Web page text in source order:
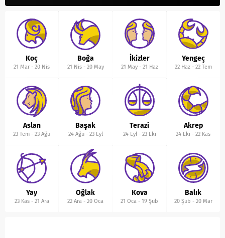
Koç
21 Mar -20 Nis
Boğa
21 Nis- 20 May
İkizler
21 May- 21 Haz
Yengeç
22 Haz- 22 Tem
Aslan
23 Tem -23 Ağu
Başak
24 Ağu- 23 Eyl
Terazi
24 Eyl- 23 Eki
Akrep
24 Eki -22 Kas
Yay
23 Kas- 21 Ara
Oğlak
22 Ara -20 Oca
Kova
21 Oca -19 Şub
Balık
20 Şub - 20 Mar